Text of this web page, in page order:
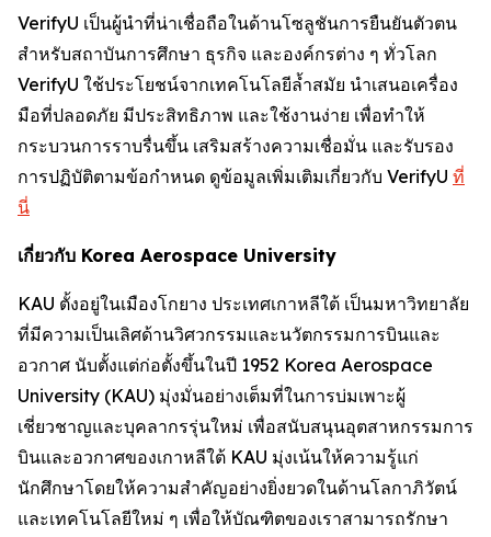
VerifyU เป็นผู้นำที่น่าเชื่อถือในด้านโซลูชันการยืนยันตัวตน
สำหรับสถาบันการศึกษา ธุรกิจ และองค์กรต่าง ๆ ทั่วโลก
VerifyU ใช้ประโยชน์จากเทคโนโลยีล้ำสมัย นำเสนอเครื่อง
มือที่ปลอดภัย มีประสิทธิภาพ และใช้งานง่าย เพื่อทำให้
กระบวนการราบรื่นขึ้น เสริมสร้างความเชื่อมั่น และรับรอง
การปฏิบัติตามข้อกำหนด ดูข้อมูลเพิ่มเติมเกี่ยวกับ VerifyU ที่
นี่
เกี่ยวกับ Korea Aerospace University
KAU ตั้งอยู่ในเมืองโกยาง ประเทศเกาหลีใต้ เป็นมหาวิทยาลัย
ที่มีความเป็นเลิศด้านวิศวกรรมและนวัตกรรมการบินและ
อวกาศ นับตั้งแต่ก่อตั้งขึ้นในปี 1952 Korea Aerospace
University (KAU) มุ่งมั่นอย่างเต็มที่ในการบ่มเพาะผู้
เชี่ยวชาญและบุคลากรรุ่นใหม่ เพื่อสนับสนุนอุตสาหกรรมการ
บินและอวกาศของเกาหลีใต้ KAU มุ่งเน้นให้ความรู้แก่
นักศึกษาโดยให้ความสำคัญอย่างยิ่งยวดในด้านโลกาภิวัตน์
และเทคโนโลยีใหม่ ๆ เพื่อให้บัณฑิตของเราสามารถรักษา